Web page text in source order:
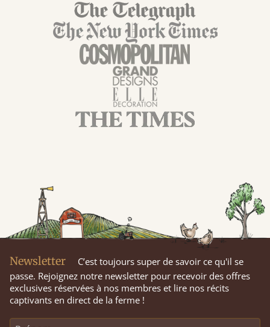
Newsletter
C’est toujours super de savoir ce qu'il se
passe. Rejoignez notre newsletter pour recevoir des offres
exclusives réservées à nos membres et lire nos récits
captivants en direct de la ferme !